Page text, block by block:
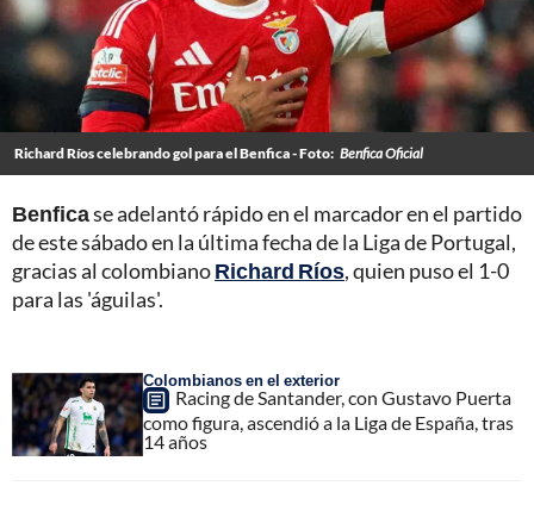
Richard Ríos celebrando gol para el Benfica - Foto: Benfica Oficial
Benficase adelantó rápido en el marcador en el partido
de este sábado en la última fecha de la Liga de Portugal,
gracias al colombianoRichard Ríos, quien puso el 1-0
para las 'águilas'.
Colombianos en el exterior
Racing de Santander, con Gustavo Puerta
como figura, ascendió a la Liga de España, tras
14 años